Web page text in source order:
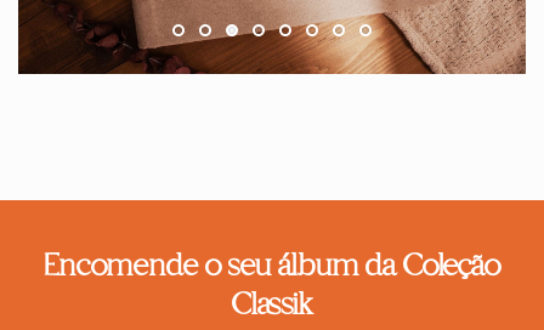
Encomende o seu álbum da Coleção
Classik